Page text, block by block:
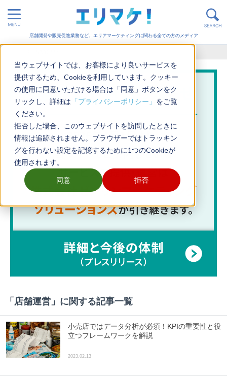
当ウェブサイトでは、お客様により良いサービスを
提供するため、Cookieを利用しています。クッキー
の使用に同意いただける場合は「同意」ボタンをク
リックし、詳細は 「プライバシーポリシー」 をご覧
ください。
拒否した場合、このウェブサイトを訪問したときに
情報は追跡されません。ブラウザーではトラッキン
グを行わない設定を記憶するために1つのCookieが
使用されます。
同意 拒否
店舗開発や販売促進業務など、エリアマーケティングに関わる全ての方のメディア
「 店舗運営 」に関する記事一覧
小売店ではデータ分析が必須！KPIの重要性と役
立つフレームワークを解説
2023.02.13